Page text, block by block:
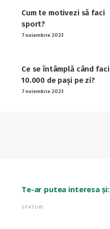
Cum te motivezi să faci
sport?
7 noiembrie 2023
Ce se întâmplă când faci
10.000 de pași pe zi?
7 noiembrie 2023
Te-ar putea interesa și:
SFATURI